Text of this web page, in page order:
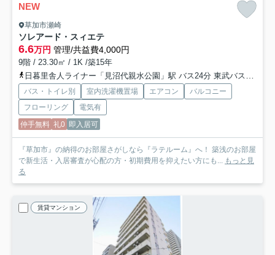
NEW
草加市瀬崎
ソレアード・スィエテ
6.6万円 管理/共益費4,000円
9階 / 23.30㎡ / 1K /築15年
日暮里舎人ライナー「見沼代親水公園」駅 バス24分 東武バス「谷塚駅」 停歩4分
バス・トイレ別 室内洗濯機置場 エアコン
バルコニー
フローリング
電気有
仲手無料 礼0 即入居可
『草加市』の納得のお部屋さがしなら『ラテルーム』へ！ 築浅のお部屋
で新生活・入居審査が心配の方・初期費用を抑えたい方にも...
もっと見
る
賃貸マンション